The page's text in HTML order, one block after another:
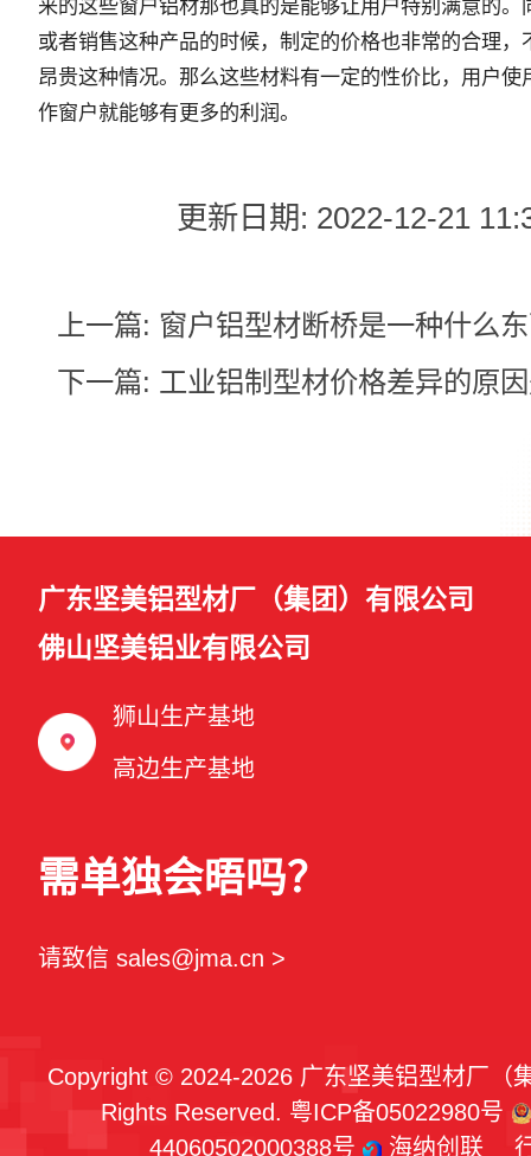
来的这些窗户铝材那也真的是能够让用户特别满意的。
或者销售这种产品的时候，制定的价格也非常的合理，
昂贵这种情况。那么这些材料有一定的性价比，用户使
作窗户就能够有更多的利润。
更新日期: 2022-12-21
上一篇: 窗户铝型材断桥是一种什么
下一篇: 工业铝制型材价格差异的原
广东坚美铝型材厂（集团）有限公司
佛山坚美铝业有限公司
狮山生产基地
高边生产基地
需单独会晤吗？
请致信 sales@jma.cn >
Copyright © 2024-2026 广东坚美铝型材厂（
Rights Reserved. 粤ICP备05022980号
44060502000388号
海纳创联